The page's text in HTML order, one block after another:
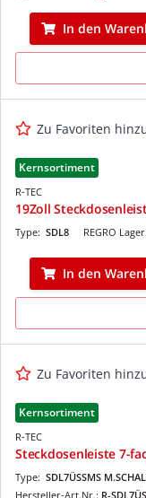
In den
Zu Favoriten
Kernsortiment
R-TEC
19Zoll
REGRO
Type: SDL8
In den
Zu Favoriten
Kernsortiment
R-TEC
Steckdosenleiste 7-
Type: SDL7ÜSSMS
Hersteller-Art.Nr.: R-